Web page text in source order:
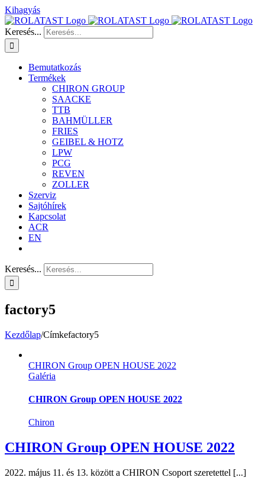
Kihagyás
Keresés...
Bemutatkozás
Termékek
CHIRON GROUP
SAACKE
TTB
BAHMÜLLER
FRIES
GEIBEL & HOTZ
LPW
PCG
REVEN
ZOLLER
Szerviz
Sajtóhírek
Kapcsolat
ACR
EN
Keresés...
factory5
Kezdőlap/Címkefactory5
CHIRON Group OPEN HOUSE 2022
Galéria
CHIRON Group OPEN HOUSE 2022
Chiron
CHIRON Group OPEN HOUSE 2022
2022. május 11. és 13. között a CHIRON Csoport szeretettel [...]